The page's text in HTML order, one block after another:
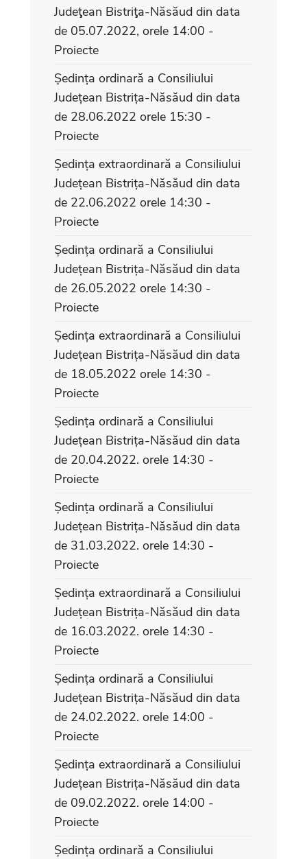
Judeţean Bistriţa-Năsăud din data
de 05.07.2022, orele 14:00 -
Proiecte
Ședința ordinară a Consiliului
Județean Bistrița-Năsăud din data
de 28.06.2022 orele 15:30 -
Proiecte
Ședința extraordinară a Consiliului
Județean Bistrița-Năsăud din data
de 22.06.2022 orele 14:30 -
Proiecte
Ședința ordinară a Consiliului
Județean Bistrița-Năsăud din data
de 26.05.2022 orele 14:30 -
Proiecte
Ședința extraordinară a Consiliului
Județean Bistrița-Năsăud din data
de 18.05.2022 orele 14:30 -
Proiecte
Ședința ordinară a Consiliului
Județean Bistrița-Năsăud din data
de 20.04.2022. orele 14:30 -
Proiecte
Ședința ordinară a Consiliului
Județean Bistrița-Năsăud din data
de 31.03.2022. orele 14:30 -
Proiecte
Ședința extraordinară a Consiliului
Județean Bistrița-Năsăud din data
de 16.03.2022. orele 14:30 -
Proiecte
Ședința ordinară a Consiliului
Județean Bistrița-Năsăud din data
de 24.02.2022. orele 14:00 -
Proiecte
Ședința extraordinară a Consiliului
Județean Bistrița-Năsăud din data
de 09.02.2022. orele 14:00 -
Proiecte
Ședința ordinară a Consiliului